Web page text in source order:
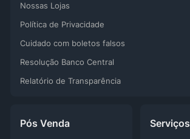
Nossas Lojas
Política de Privacidade
Cuidado com boletos falsos
Resolução Banco Central
Relatório de Transparência
Serviços
Pós Venda